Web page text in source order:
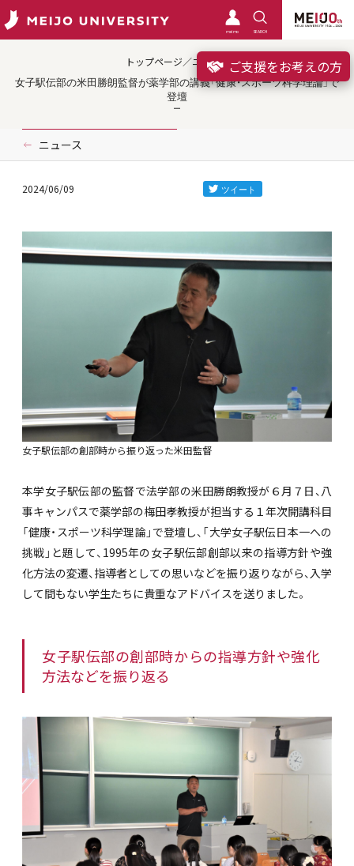
meimo SEARCH
ご支援をお考えの方
トップページ／ニュース
女子駅伝部の米田勝朗監督が薬学部の講義「健康・スポーツ科学理論」で
登壇
ニュース
2024/06/09
女子駅伝部の創部時から振り返った米田監督
本学女子駅伝部の監督で法学部の米田勝朗教授が６月７日、八
事キャンパスで薬学部の梅田孝教授が担当する１年次開講科目
「健康・スポーツ科学理論」で登壇し、「大学女子駅伝日本一への
挑戦」と題して、1995年の女子駅伝部創部以来の指導方針や強
化方法の変遷、指導者としての思いなどを振り返りながら、入学
して間もない学生たちに貴重なアドバイスを送りました。
女子駅伝部の創部時からの指導方針や強化
方法などを振り返る